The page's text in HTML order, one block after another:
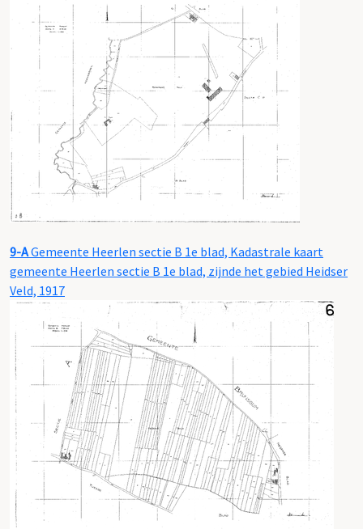
9-AGemeente Heerlen sectie B 1e blad, Kadastrale kaart
gemeente Heerlen sectie B 1e blad, zijnde het gebied Heidser
Veld, 1917